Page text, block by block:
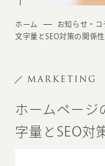
ホーム お知らせ・コ
文字量とSEO対策の関係性
MARKETING
ホームページ
字量とSEO対